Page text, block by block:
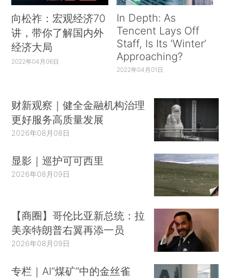
向松祚：宏观经济70
讲，带你了解国内外
经济大局
2022年04月06日
In Depth: As
Tencent Lays Off
Staff, Is Its ‘Winter’
Approaching?
2022年04月01日
财新观察｜健全金融机构治理
更好服务高质量发展
2026年08月08日
显影｜巡护可可西里
2026年08月09日
【商圈】哥伦比亚新总统：拉
美亲特朗普右翼再添一员
2026年08月09日
专栏｜AI“煤矿”中的金丝雀